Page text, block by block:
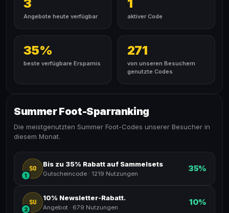
3
Angebote heute verfügbar
1
aktiver Code
35%
beste verfügbare Ersparnis
271
von unseren Besuchern
genutzte Codes
Summer Foot-Sparranking
Die meistgenutzten Summer Foot-Codes unserer Besucher in
diesem Monat.
SO
1
Bis zu 35% Rabatt auf Sammelsets
Gutscheincode · 1219 Nutzungen
35%
SU
2
10% Newsletter-Rabatt.
Angebot · 679 Nutzungen
10%